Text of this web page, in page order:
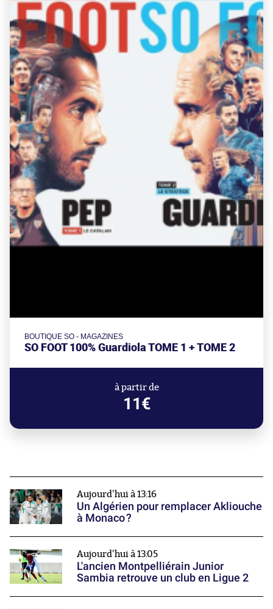
BOUTIQUE SO - MAGAZINES
SO FOOT 100% Guardiola TOME 1 + TOME 2
à partir de
11€
Aujourd'hui à 13:16
Un Algérien pour remplacer Akliouche
à Monaco ?
Aujourd'hui à 13:05
L'ancien Montpelliérain Junior
Sambia retrouve un club en Ligue 2